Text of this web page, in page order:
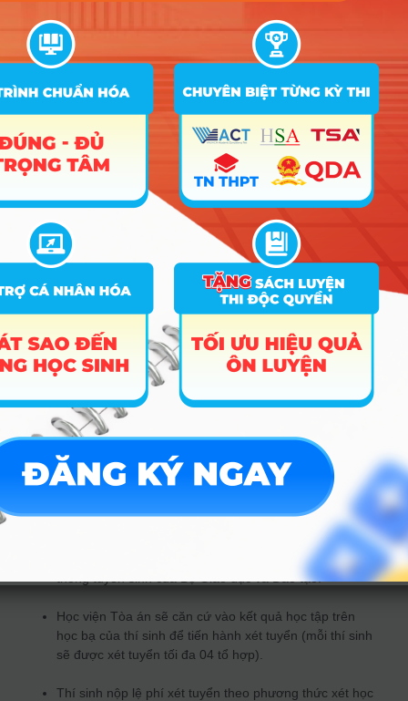
Tổng điểm cộng ưu tiên, điểm khuyến khích (gọi chung là
điểm cộng) đối với thí sinh có thành tích đặc biệt, thí sinh có
chứng chỉ ngoại ngữ không vượt quá 10% mức điểm tối đa
của thang điểm xét tuyển (tối đa 3 điểm với thang điểm 30).
Điểm cộng nêu trên đang áp dụng cho phương thức xét kết
quả thi tốt nghiệp trung học phổ thông và xét kết quả học tập
bậc trung học phổ thông.
Đối với chứng chỉ TOEIC: thí sinh cần nộp cùng lúc chứng chỉ
TOEIC (Nghe và Đọc) và chứng chỉ TOEIC (Nói và Viết).
Điểm cộng sẽ căn cứ vào cặp điểm thành phần có mức thấp
hơn.
Đối với chứng chỉ TOEFL iBT: không áp dụng chứng chỉ
TOEFL iBT Home Edition.
Thí sinh đăng kí vào trường như sau:
Theo phương thức xét học bạ
Thí sinh phải nộp hồ sơ xét tuyển học bạ về Học viện
Tòa án theo thông báo của Học viện Tòa án và đăng
ký nguyện vọng xét tuyển vào Học viện Tòa án trên hệ
thống tuyển sinh của Bộ Giáo dục và Đào tạo.
Học viện Tòa án sẽ căn cứ vào kết quả học tập trên
học bạ của thí sinh để tiến hành xét tuyển (mỗi thí sinh
sẽ được xét tuyển tối đa 04 tổ hợp).
Thí sinh nộp lệ phí xét tuyển theo phương thức xét học